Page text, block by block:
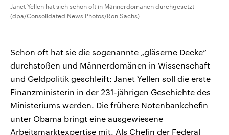
Janet Yellen hat sich schon oft in Männerdomänen durchgesetzt
(dpa/Consolidated News Photos/Ron Sachs)
Schon oft hat sie die sogenannte „gläserne Decke“
durchstoßen und Männerdomänen in Wissenschaft
und Geldpolitik geschleift: Janet Yellen soll die erste
Finanzministerin in der 231-jährigen Geschichte des
Ministeriums werden. Die frühere Notenbankchefin
unter Obama bringt eine ausgewiesene
Arbeitsmarktexpertise mit. Als Chefin der Federal